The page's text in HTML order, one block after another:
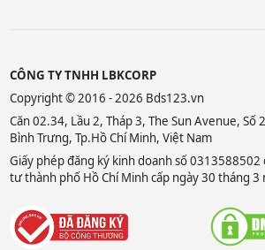
CÔNG TY TNHH LBKCORP
Copyright © 2016 - 2026 Bds123.vn
Căn 02.34, Lầu 2, Tháp 3, The Sun Avenue, Số
Bình Trưng, Tp.Hồ Chí Minh, Việt Nam
Giấy phép đăng ký kinh doanh số 0313588502
tư thành phố Hồ Chí Minh cấp ngày 30 tháng 3